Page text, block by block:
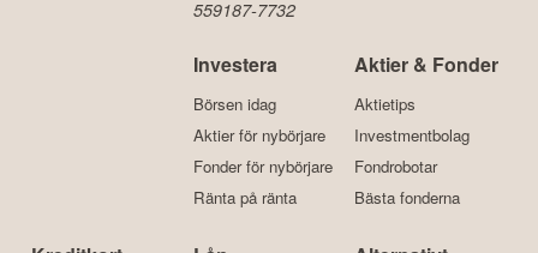
559187-7732
Investera
Börsen idag
Aktier för nybörjare
Fonder för nybörjare
Ränta på ränta
Aktier & Fonder
Aktietips
Investmentbolag
Fondrobotar
Bästa fonderna